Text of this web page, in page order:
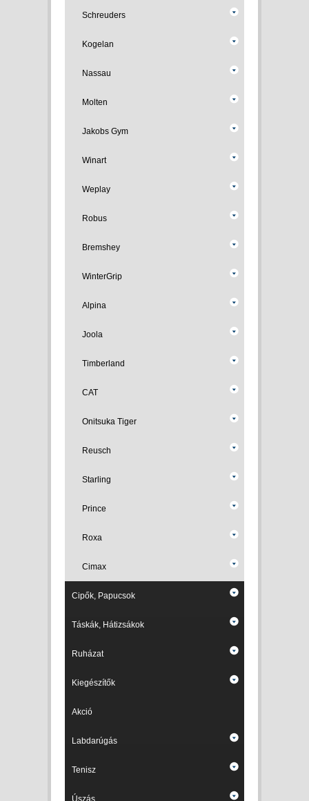
Schreuders
Kogelan
Nassau
Molten
Jakobs Gym
Winart
Weplay
Robus
Bremshey
WinterGrip
Alpina
Joola
Timberland
CAT
Onitsuka Tiger
Reusch
Starling
Prince
Roxa
Cimax
Cipők, Papucsok
Táskák, Hátizsákok
Ruházat
Kiegészítők
Akció
Labdarúgás
Tenisz
Úszás